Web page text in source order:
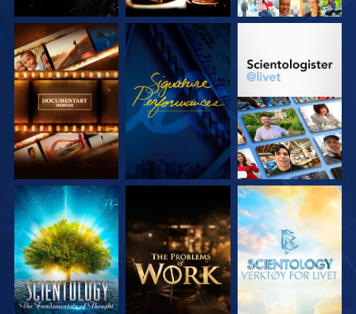
UTFORSK SERIEN SE UTFORSK SERIEN
UTFORSK SERIEN UTFORSK SERIEN UTFORSK SERIEN